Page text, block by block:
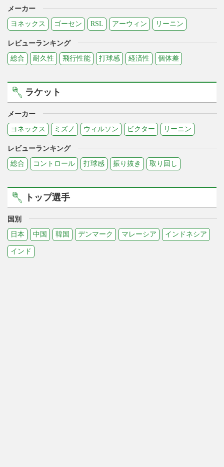
メーカー
ヨネックス
ゴーセン RSL アーウィン リーニン
レビューランキング
総合
耐久性 飛行性能 打球感 経済性 個体差
ラケット
メーカー
ヨネックス
ミズノ ウィルソン ビクター リーニン
レビューランキング
総合
コントロール 打球感 振り抜き 取り回し
トップ選手
国別
日本
中国 韓国 デンマーク マレーシア インドネシア
インド